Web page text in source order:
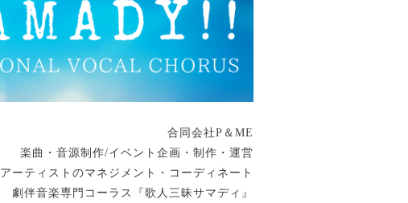
合同会社P＆ME
楽曲・音源制作/イベント企画・制作・運営
アーティストのマネジメント・コーディネート
劇伴音楽専門コーラス『歌人三昧サマディ』